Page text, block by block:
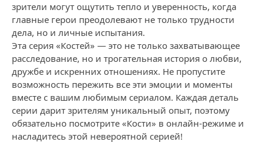
зрители могут ощутить тепло и уверенность, когда
главные герои преодолевают не только трудности
дела, но и личные испытания.
Эта серия «Костей» — это не только захватывающее
расследование, но и трогательная история о любви,
дружбе и искренних отношениях. Не пропустите
возможность пережить все эти эмоции и моменты
вместе с вашим любимым сериалом. Каждая деталь
серии дарит зрителям уникальный опыт, поэтому
обязательно посмотрите «Кости» в онлайн-режиме и
насладитесь этой невероятной серией!